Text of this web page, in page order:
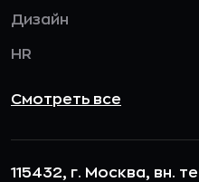
Дизайн
HR
Смотреть все
115432, г. Москва, вн.